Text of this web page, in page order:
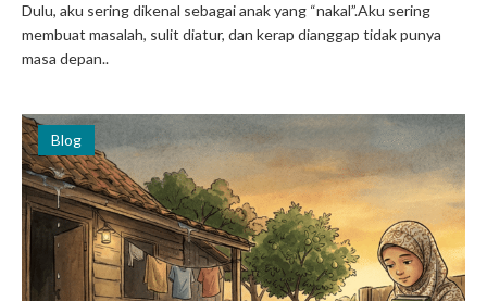
Dulu, aku sering dikenal sebagai anak yang “nakal”.Aku sering
membuat masalah, sulit diatur, dan kerap dianggap tidak punya
masa depan..
Blog